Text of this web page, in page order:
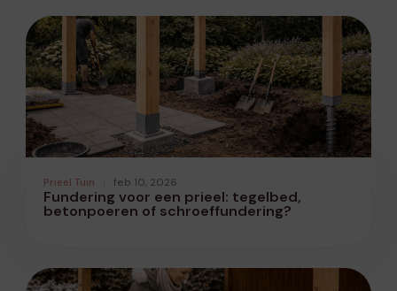
Prieel Tuin feb 10, 2026
Fundering voor een prieel: tegelbed,
betonpoeren of schroeffundering?